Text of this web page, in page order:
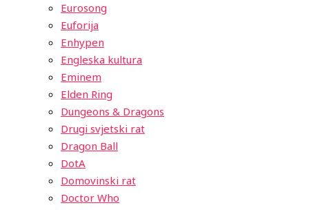
Eurosong
Euforija
Enhypen
Engleska kultura
Eminem
Elden Ring
Dungeons & Dragons
Drugi svjetski rat
Dragon Ball
DotA
Domovinski rat
Doctor Who